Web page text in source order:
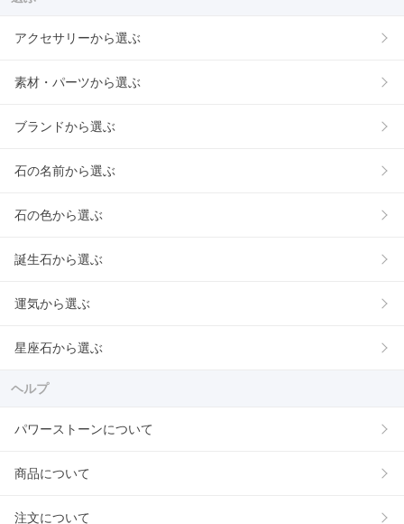
アクセサリーから選ぶ
素材・パーツから選ぶ
ブランドから選ぶ
石の名前から選ぶ
石の色から選ぶ
誕生石から選ぶ
運気から選ぶ
星座石から選ぶ
ヘルプ
パワーストーンについて
商品について
注文について